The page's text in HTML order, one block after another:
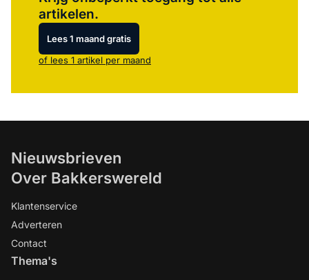
artikelen.
Lees 1 maand gratis
of lees 1 artikel per maand
Nieuwsbrieven
Over Bakkerswereld
Klantenservice
Adverteren
Contact
Thema's